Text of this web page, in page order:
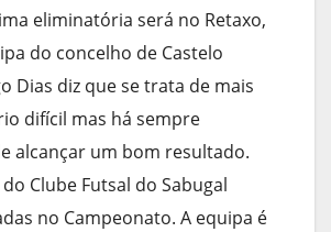
eliminatória será no Retaxo,
do concelho de Castelo
Dias diz que se trata de mais
difícil mas há sempre
alcançar um bom resultado.
Clube Futsal do Sabugal
no Campeonato. A equipa é